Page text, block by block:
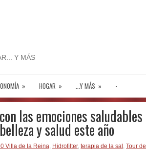
Y MÁS
» HOGAR » ...Y MÁS » -
las emociones saludables
y salud este año
Villa de la Reina, Hidrofilter, terapia de la sal , Tour de